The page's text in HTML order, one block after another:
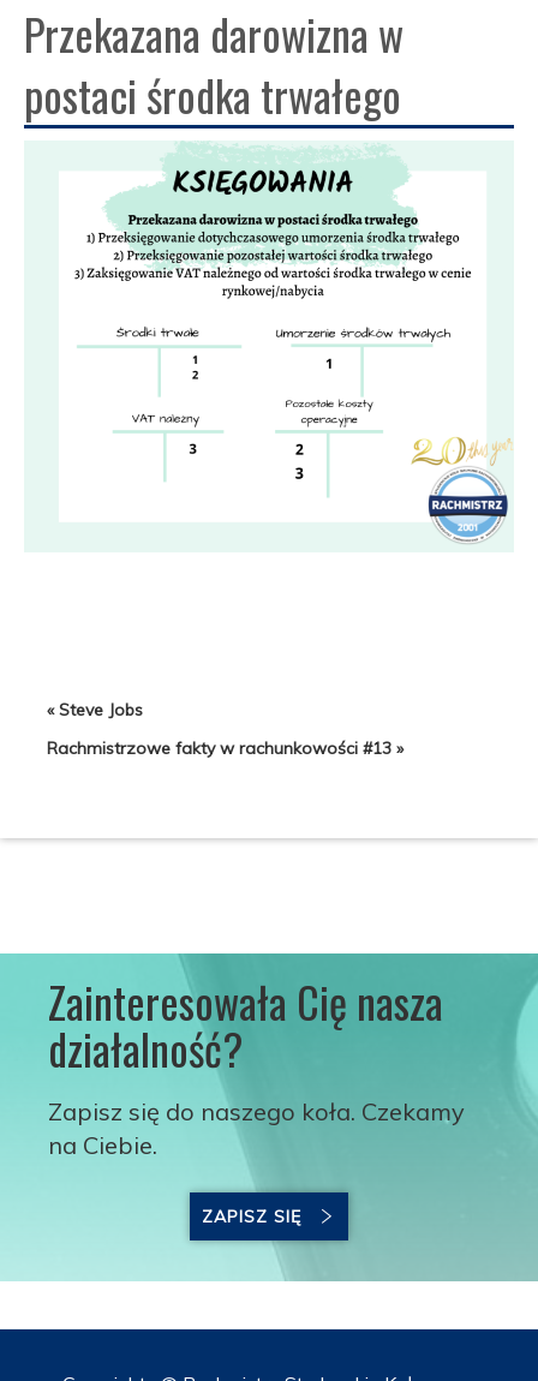
Przekazana darowizna w
postaci środka trwałego
« Steve Jobs
Rachmistrzowe fakty w rachunkowości #13 »
Zainteresowała Cię nasza
działalność?
Zapisz się do naszego koła. Czekamy
na Ciebie.
ZAPISZ SIĘ